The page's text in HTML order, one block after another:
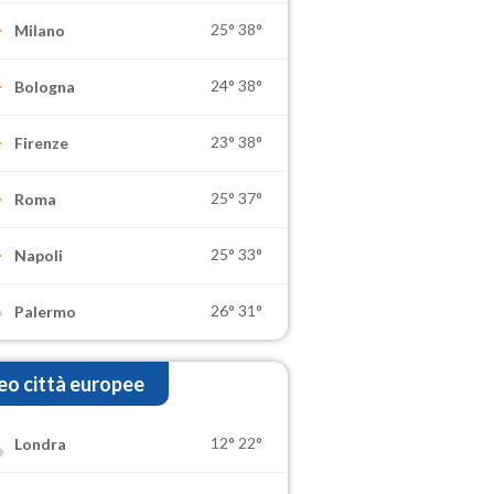
Milano 25° 38°
Bologna 24° 38°
Firenze 23° 38°
Roma 25° 37°
Napoli 25° 33°
Palermo 26° 31°
città europee
Londra 12° 22°